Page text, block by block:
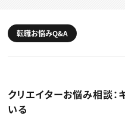
スキルアップしたい！
デザイン
編集・ライティング
マーケティング
ディレクション
業界解説・キャリア事情
TOP Creator’s コラム
Webクリエイター
アプリクリエイター
ゲームクリエイター
映像クリエイター
セミナー
転職お悩みQ&A
クリエイターお悩み相談：
いる